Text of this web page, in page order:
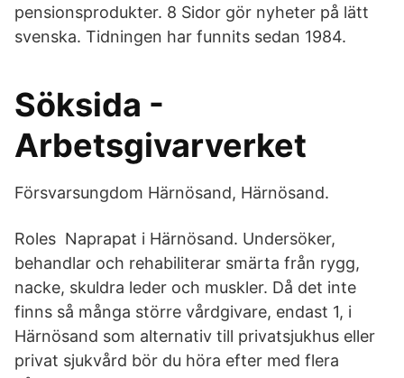
pensionsprodukter. 8 Sidor gör nyheter på lätt
svenska. Tidningen har funnits sedan 1984.
Söksida -
Arbetsgivarverket
Försvarsungdom Härnösand, Härnösand.
Roles Naprapat i Härnösand. Undersöker,
behandlar och rehabiliterar smärta från rygg,
nacke, skuldra leder och muskler. Då det inte
finns så många större vårdgivare, endast 1, i
Härnösand som alternativ till privatsjukhus eller
privat sjukvård bör du höra efter med flera